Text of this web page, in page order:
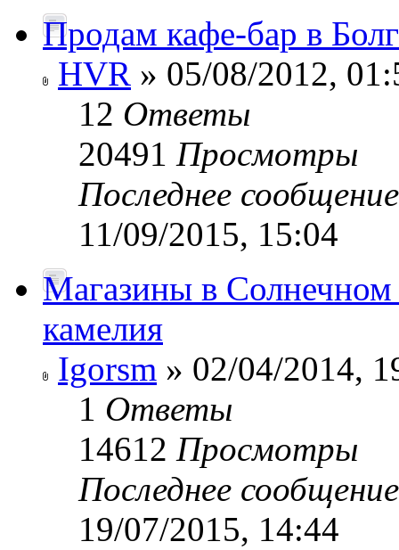
Продам кафе-бар в
HVR » 05/08/2012,
12 Ответы
20491 Просмотры
Последнее
11/09/2015, 15:04
Магазины в Солнечном
камелия
Igorsm » 02/04/2014,
1 Ответы
14612 Просмотры
Последнее
19/07/2015, 14:44